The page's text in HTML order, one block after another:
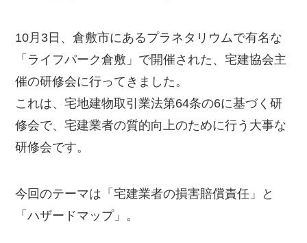
10月3日、倉敷市にあるプラネタリウムで有名な
「ライフパーク倉敷」で開催された、宅建協会主
催の研修会に行ってきました。
これは、宅地建物取引業法第64条の6に基づく研
修会で、宅建業者の質的向上のために行う大事な
研修会です。
今回のテーマは「宅建業者の損害賠償責任」と
「ハザードマップ」。